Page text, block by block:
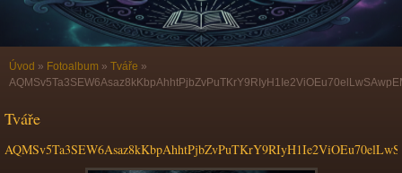
Úvod » Fotoalbum » Tváře »
Tváře